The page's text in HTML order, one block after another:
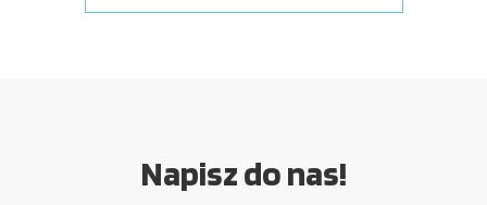
Napisz do nas!